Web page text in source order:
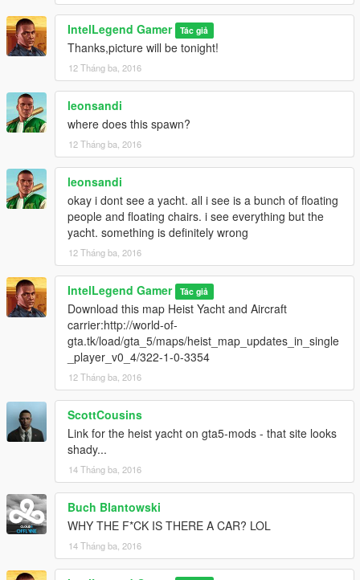
IntelLegend Gamer Tác giả
Thanks,picture will be tonight!
12 Tháng ba, 2016
leonsandi
where does this spawn?
12 Tháng ba, 2016
leonsandi
okay i dont see a yacht. all i see is a bunch of floating
people and floating chairs. i see everything but the
yacht. something is definitely wrong
12 Tháng ba, 2016
IntelLegend Gamer Tác giả
Download this map Heist Yacht and Aircraft
carrier:http://world-of-
gta.tk/load/gta_5/maps/heist_map_updates_in_single
_player_v0_4/322-1-0-3354
12 Tháng ba, 2016
ScottCousins
Link for the heist yacht on gta5-mods - that site looks
shady...
14 Tháng ba, 2016
Buch Blantowski
WHY THE F*CK IS THERE A CAR? LOL
14 Tháng ba, 2016